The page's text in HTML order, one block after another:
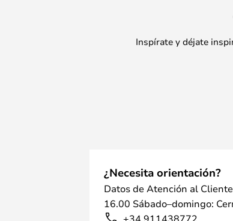
Inspírate y déjate
¿Necesita orientación?
Datos de Atención al
16.00 Sábado–domingo:
+34 911438772